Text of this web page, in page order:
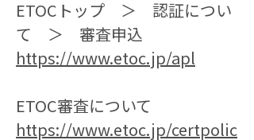
ETOCトップ　＞　認証につい
て　＞　審査申込
https://www.etoc.jp/apl
ETOC審査について
https://www.etoc.jp/certpolic